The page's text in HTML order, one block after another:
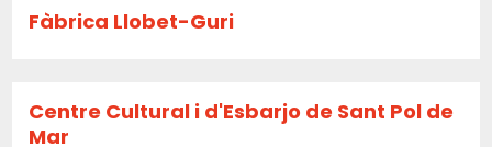
Fàbrica Llobet-Guri
Centre Cultural i d'Esbarjo de Sant Pol de
Mar